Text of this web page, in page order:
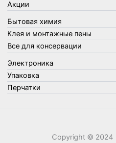
Фонари, лампы и
Хозяйственные товары
Швабры, стекломои,
Шнуры, веревки и шпагаты
Электроника
Элементы питания
Акции
Бытовая химия
Клея и монтажные пены
Все для консервации
Электроника
Упаковка
Перчатки
Copyright ©